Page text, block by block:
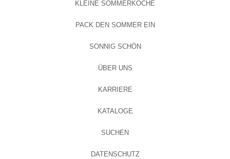
KLEINE SOMMERKÖCHE
PACK DEN SOMMER EIN
SONNIG SCHÖN
ÜBER UNS
KARRIERE
KATALOGE
SUCHEN
DATENSCHUTZ